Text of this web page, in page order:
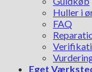
Huller i
FAQ
Eget